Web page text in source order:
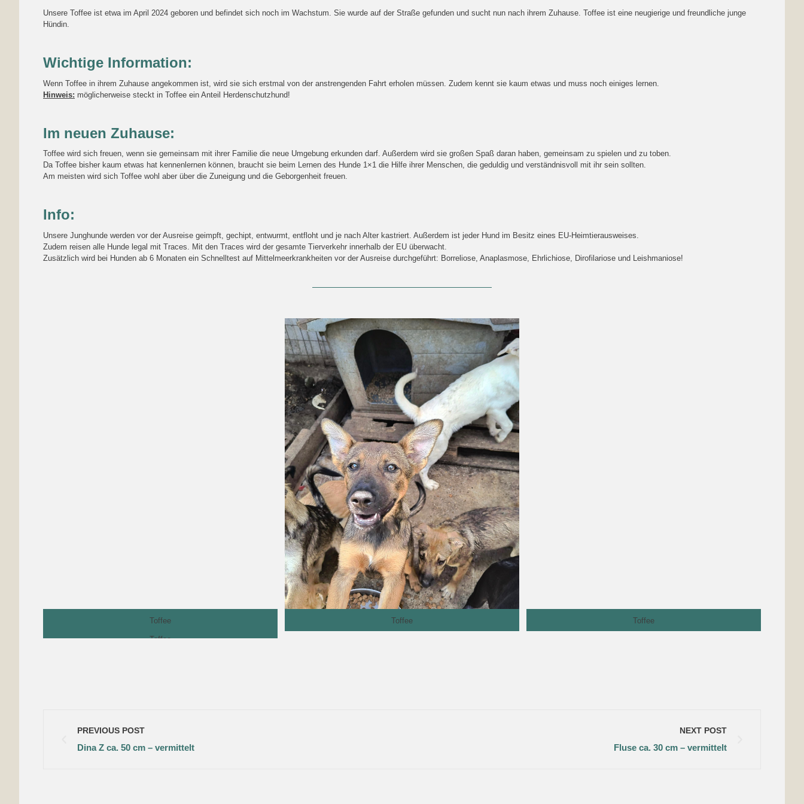
Unsere Toffee ist etwa im April 2024 geboren und befindet sich noch im Wachstum. Sie wurde auf der Straße gefunden und sucht nun nach ihrem Zuhause. Toffee ist eine neugierige und freundliche junge
Hündin.
Wichtige Information:
Wenn Toffee in ihrem Zuhause angekommen ist, wird sie sich erstmal von der anstrengenden Fahrt erholen müssen. Zudem kennt sie kaum etwas und muss noch einiges lernen.
Hinweis: möglicherweise steckt in Toffee ein Anteil Herdenschutzhund!
Im neuen Zuhause:
Toffee wird sich freuen, wenn sie gemeinsam mit ihrer Familie die neue Umgebung erkunden darf. Außerdem wird sie großen Spaß daran haben, gemeinsam zu spielen und zu toben.
Da Toffee bisher kaum etwas hat kennenlernen können, braucht sie beim Lernen des Hunde 1×1 die Hilfe ihrer Menschen, die geduldig und verständnisvoll mit ihr sein sollten.
Am meisten wird sich Toffee wohl aber über die Zuneigung und die Geborgenheit freuen.
Info:
Unsere Junghunde werden vor der Ausreise geimpft, gechipt, entwurmt, entfloht und je nach Alter kastriert. Außerdem ist jeder Hund im Besitz eines EU-Heimtierausweises.
Zudem reisen alle Hunde legal mit Traces. Mit den Traces wird der gesamte Tierverkehr innerhalb der EU überwacht.
Zusätzlich wird bei Hunden ab 6 Monaten ein Schnelltest auf Mittelmeerkrankheiten vor der Ausreise durchgeführt: Borreliose, Anaplasmose, Ehrlichiose, Dirofilariose und Leishmaniose!
Toffee Toffee Toffee
Toffee
PREVIOUS POST
Dina Z ca. 50 cm – vermittelt
NEXT POST
Fluse ca. 30 cm – vermittelt